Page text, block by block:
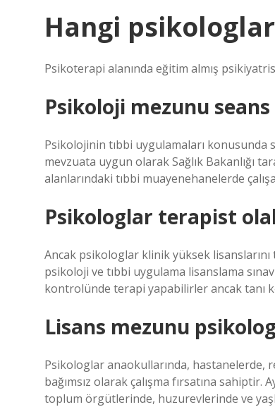
Hangi
Psikoterapi alanında eğitim almış
Psikoloji mezunu
Psikolojinin tıbbi uygulamaları konusunda
mevzuata uygun olarak Sağlık Bakanlığı
alanlarındaki tıbbi muayenehanelerde
Psikologlar terapist
Ancak psikologlar klinik yüksek lisanslarını
psikoloji ve tıbbi uygulama lisanslama
kontrolünde terapi yapabilirler ancak tanı
Lisans mezunu
Psikologlar anaokullarında, hastanelerde,
bağımsız olarak çalışma fırsatına sahiptir.
toplum örgütlerinde, huzurevlerinde ve